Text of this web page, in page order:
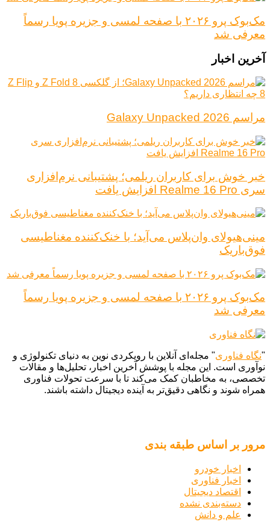
مک‌بوک پرو ۲۰۲۶ با صفحه لمسی و جزیره پویا رسماً
معرفی شد
آخرین اخبار
مراسم Galaxy Unpacked 2026
خبر خوش برای کاربران ریلمی؛ پشتیبانی نرم‌افزاری
سری Realme 16 Pro افزایش یافت
مینی‌هیولای وان‌پلاس می‌آید؛ با خنک‌کننده مغناطیسی
فوق‌باریک
مک‌بوک پرو ۲۰۲۶ با صفحه لمسی و جزیره پویا رسماً
معرفی شد
"نگاه فناوری" مجله‌ای آنلاین با رویکردی نوین به دنیای تکنولوژی و
نوآوری است. این مجله با پوشش آخرین اخبار، تحلیل‌ها و مقالات
تخصصی، به مخاطبان کمک می‌کند تا با سرعت تحولات فناوری
همراه شوند و نگاهی دقیق‌تر به آینده دیجیتال داشته باشند.
مرور بر اساس طبقه بندی
اخبار خودرو
اخبار فناوری
اقتصاد دیجیتال
دسته‌بندی نشده
علم و دانش